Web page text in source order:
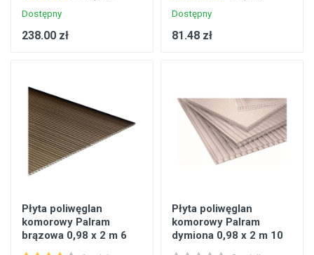
Dostępny
238.00 zł
Dostępny
81.48 zł
Płyta poliwęglan
komorowy Palram
brązowa 0,98 x 2 m 6
Płyta poliwęglan
komorowy Palram
dymiona 0,98 x 2 m 10